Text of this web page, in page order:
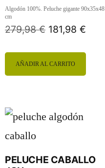
Algodón 100%. Peluche gigante 90x35x48
cm
279,98€ 181,98 €
AÑADIR AL CARRITO
PELUCHE CABALLO